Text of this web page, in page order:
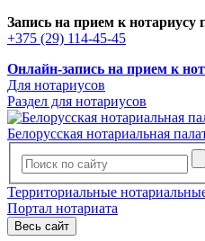
Запись на прием к нотариусу
+375 (29) 114-45-45
Онлайн-запись на прием к
Для нотариусов
Раздел для нотариусов
Белорусская нотариальная
Территориальные
Портал нотариата
Весь сайт